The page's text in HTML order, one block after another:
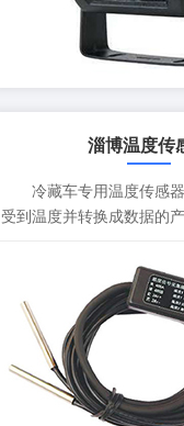
淄博温度传
冷藏车专用温度传感器
受到温度并转换成数据的